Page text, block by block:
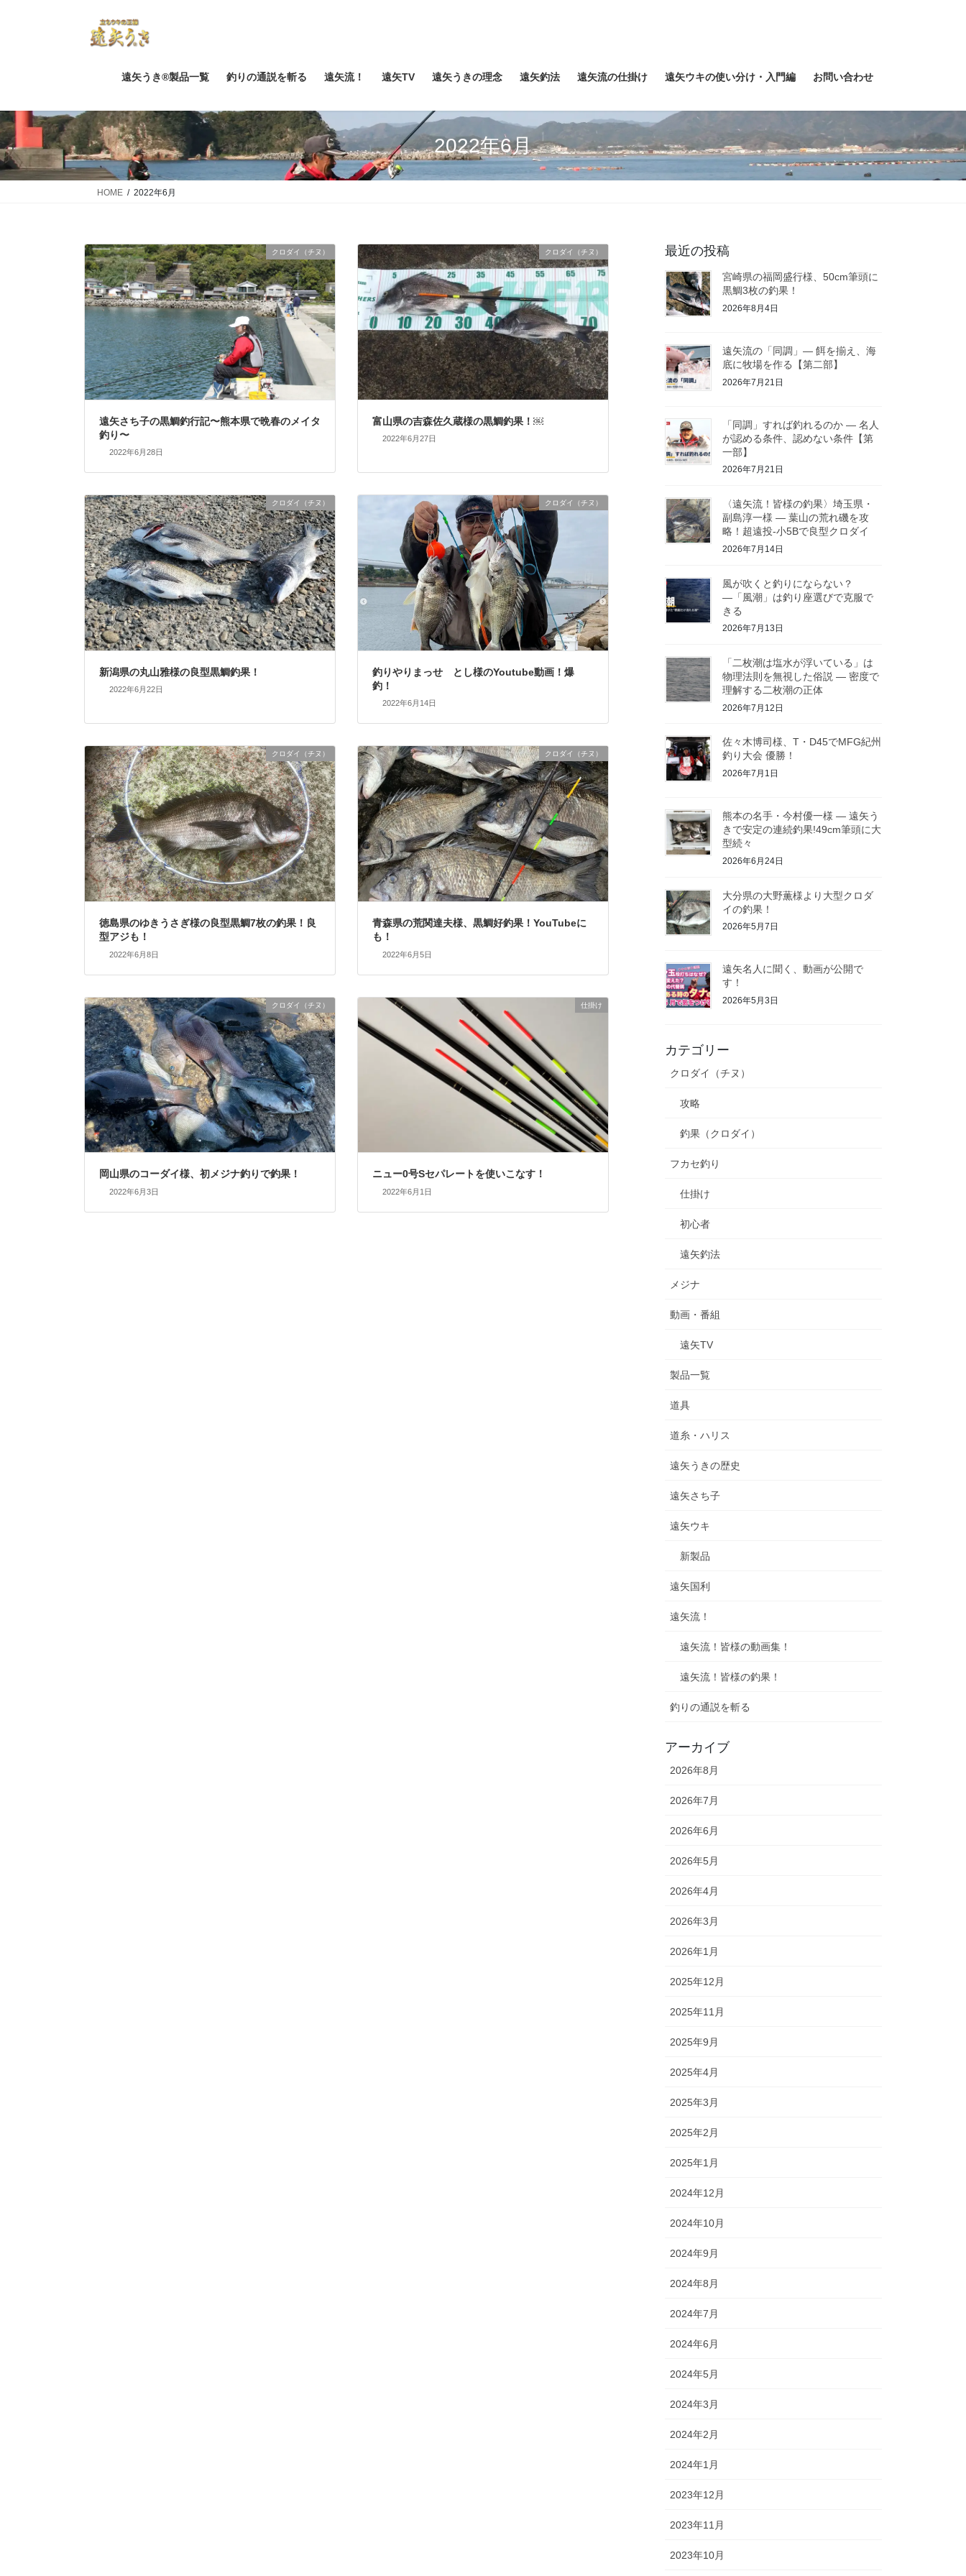
移
動
ン
に
移
動
遠矢うき®製品一覧 釣りの通説を斬る 遠矢流！ 遠矢TV 遠矢うきの理念 遠矢釣法 遠矢流の仕掛け 遠矢ウキの使い分け・入門編 お問い合わせ
2022年6月
HOME 2022年6月
クロダイ（チヌ）
遠矢さち子の黒鯛釣行記〜熊本県で晩春のメイタ
釣り〜
2022年6月28日
クロダイ（チヌ）
富山県の吉森佐久蔵様の黒鯛釣果！￼
2022年6月27日
クロダイ（チヌ）
新潟県の丸山雅様の良型黒鯛釣果！
2022年6月22日
クロダイ（チヌ）
釣りやりまっせ とし様のYoutube動画！爆
釣！
2022年6月14日
クロダイ（チヌ）
徳島県のゆきうさぎ様の良型黒鯛7枚の釣果！良
型アジも！
2022年6月8日
クロダイ（チヌ）
青森県の荒関達夫様、黒鯛好釣果！YouTubeに
も！
2022年6月5日
クロダイ（チヌ）
岡山県のコーダイ様、初メジナ釣りで釣果！
2022年6月3日
仕掛け
ニュー0号Sセパレートを使いこなす！
2022年6月1日
最近の投稿
宮崎県の福岡盛行様、50cm筆頭に
黒鯛3枚の釣果！
2026年8月4日
遠矢流の「同調」― 餌を揃え、海
底に牧場を作る【第二部】
2026年7月21日
「同調」すれば釣れるのか ― 名人
が認める条件、認めない条件【第
一部】
2026年7月21日
〈遠矢流！皆様の釣果〉埼玉県・
副島淳一様 ― 葉山の荒れ磯を攻
略！超遠投-小5Bで良型クロダイ
2026年7月14日
風が吹くと釣りにならない？
―「風潮」は釣り座選びで克服で
きる
2026年7月13日
「二枚潮は塩水が浮いている」は
物理法則を無視した俗説 ― 密度で
理解する二枚潮の正体
2026年7月12日
佐々木博司様、T・D45でMFG紀州
釣り大会 優勝！
2026年7月1日
熊本の名手・今村優一様 ― 遠矢う
きで安定の連続釣果!49cm筆頭に大
型続々
2026年6月24日
大分県の大野薫様より大型クロダ
イの釣果！
2026年5月7日
遠矢名人に聞く、動画が公開で
す！
2026年5月3日
カテゴリー
クロダイ（チヌ）
攻略
釣果（クロダイ）
フカセ釣り
仕掛け
初心者
遠矢釣法
メジナ
動画・番組
遠矢TV
製品一覧
道具
道糸・ハリス
遠矢うきの歴史
遠矢さち子
遠矢ウキ
新製品
遠矢国利
遠矢流！
遠矢流！皆様の動画集！
遠矢流！皆様の釣果！
釣りの通説を斬る
アーカイブ
2026年8月
2026年7月
2026年6月
2026年5月
2026年4月
2026年3月
2026年1月
2025年12月
2025年11月
2025年9月
2025年4月
2025年3月
2025年2月
2025年1月
2024年12月
2024年10月
2024年9月
2024年8月
2024年7月
2024年6月
2024年5月
2024年3月
2024年2月
2024年1月
2023年12月
2023年11月
2023年10月